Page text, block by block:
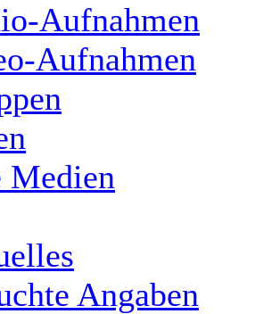
Aufnahmen
Aufnahmen
Angaben